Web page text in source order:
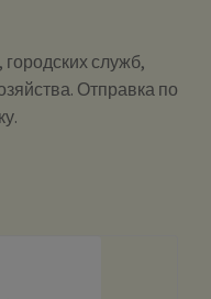
служб,
Отправка по